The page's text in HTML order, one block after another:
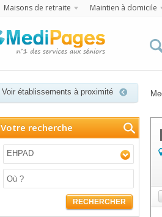
Maisons de retraite Maintien à domicile
Voir établissements à proximité
Votre recherche
EHPAD
RECHERCHER